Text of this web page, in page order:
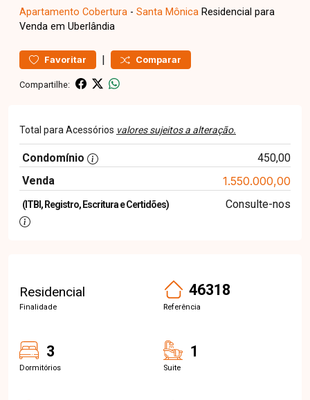
Apartamento Cobertura - Santa Mônica Residencial para
Venda em Uberlândia
Favoritar | Comparar
Compartilhe:
Total para Acessórios valores sujeitos a alteração.
Condomínio
450,00
Venda
1.550.000,00
(ITBI, Registro, Escritura e Certidões) Consulte-nos
Residencial
Finalidade
46318
Referência
3
Dormitórios
1
Suite